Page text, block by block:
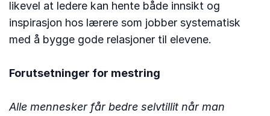
likevel at ledere kan hente både innsikt og
inspirasjon hos lærere som jobber systematisk
med å bygge gode relasjoner til elevene.
Forutsetninger for mestring
Alle mennesker får bedre selvtillit når man